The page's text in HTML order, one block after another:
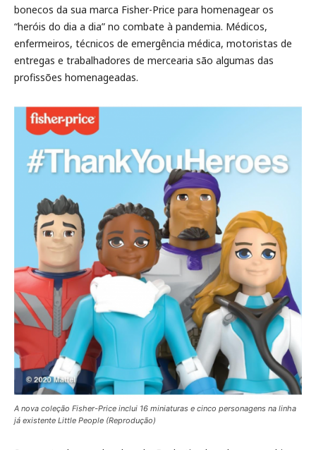
bonecos da sua marca Fisher-Price para homenagear os
“heróis do dia a dia” no combate à pandemia. Médicos,
enfermeiros, técnicos de emergência médica, motoristas de
entregas e trabalhadores de mercearia são algumas das
profissões homenageadas.
A nova coleção Fisher-Price inclui 16 miniaturas e cinco personagens na linha
já existente Little People (Reprodução)